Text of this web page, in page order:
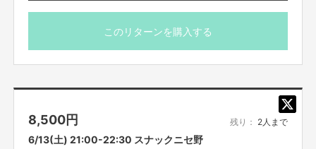
このリターンを購入する
8,500円 残り： 2人まで
6/13(土) 21:00-22:30 スナックニセ野